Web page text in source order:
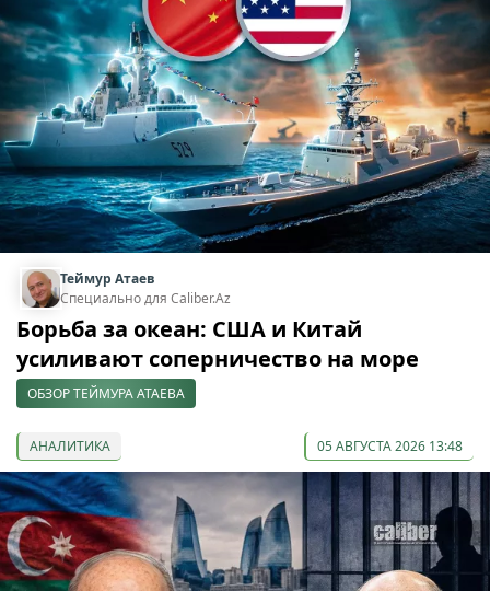
Теймур Атаев
Специально для Caliber.Az
Борьба за океан: США и Китай
усиливают соперничество на море
ОБЗОР ТЕЙМУРА АТАЕВА
АНАЛИТИКА 05 АВГУСТА 2026 13:48